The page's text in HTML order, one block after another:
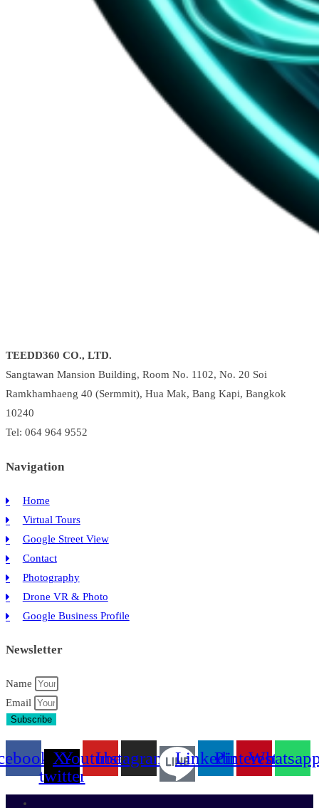
TEEDD360 CO., LTD.
Sangtawan Mansion Building, Room No. 1102, No. 20 Soi
Ramkhamhaeng 40 (Sermmit), Hua Mak, Bang Kapi, Bangkok
10240
Tel: 064 964 9552
Navigation
Home
Virtual Tours
Google Street View
Contact
Photography
Drone VR & Photo
Google Business Profile
Newsletter
Name
Email
Subscribe
X-
twitter
YoutubeInstagram LinkedinPinterest